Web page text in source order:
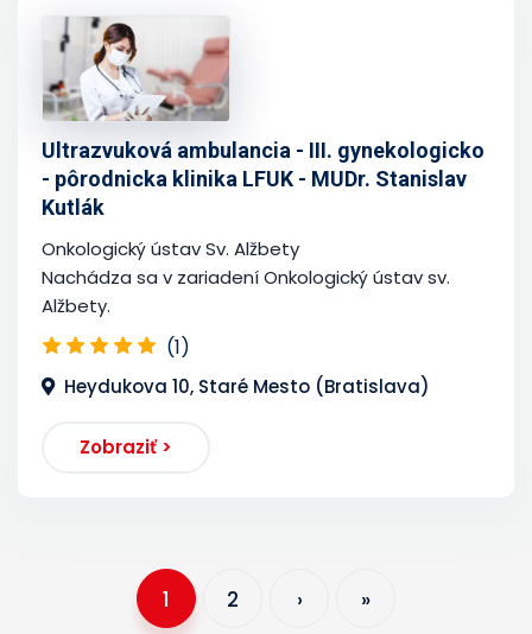
Ultrazvuková ambulancia - III. gynekologicko
- pôrodnicka klinika LFUK - MUDr. Stanislav
Kutlák
Onkologický ústav Sv. Alžbety
Nachádza sa v zariadení Onkologický ústav sv.
Alžbety.
(1)
Heydukova 10, Staré Mesto (Bratislava)
Zobraziť >
1 2 › »